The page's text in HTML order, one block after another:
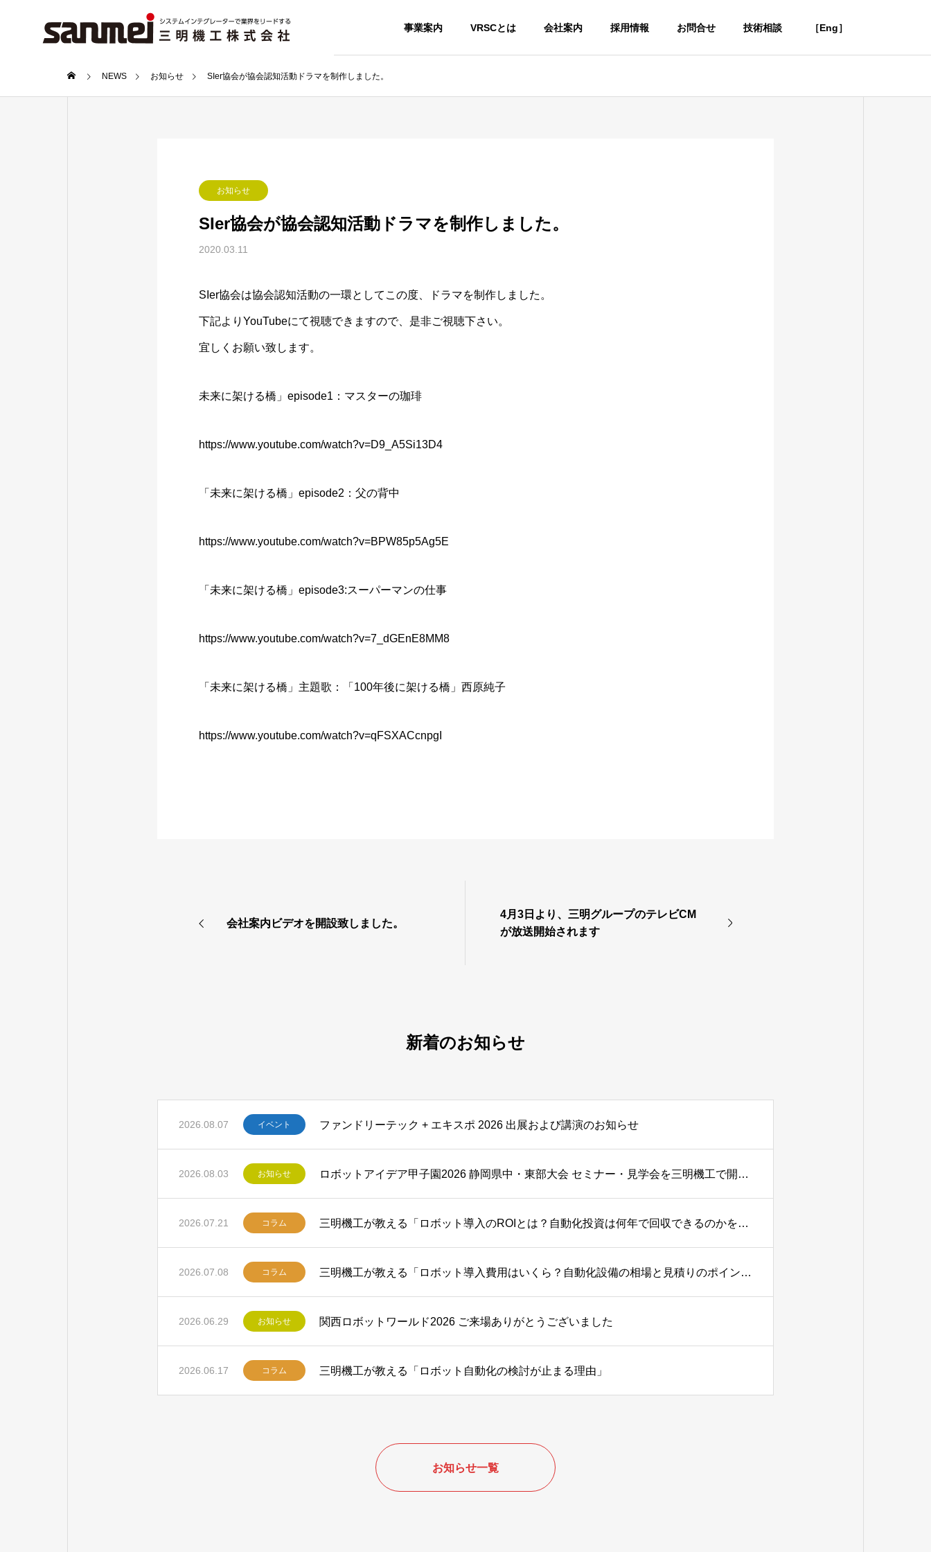
事業案内 VRSCとは 会社案内 採用情報 お問合せ 技術相談 ［Eng］
NEWS お知らせ SIer協会が協会認知活動ドラマを制作しました。
お知らせ
SIer協会が協会認知活動ドラマを制作しました。
2020.03.11
SIer協会は協会認知活動の一環としてこの度、ドラマを制作しました。
下記よりYouTubeにて視聴できますので、是非ご視聴下さい。
宜しくお願い致します。
未来に架ける橋」 episode1 ：マスターの珈琲
https://www.youtube.com/watch?v=D9_A5Si13D4
「未来に架ける橋」 episode2 ：父の背中
https://www.youtube.com/watch?v=BPW85p5Ag5E
「未来に架ける橋」 episode3:スーパーマンの仕事
https://www.youtube.com/watch?v=7_dGEnE8MM8
「未来に架ける橋」主題歌：「 100年後に架ける橋」西原純子
https://www.youtube.com/watch?v=qFSXACcnpgI
会社案内ビデオを開設致しました。
4月3日より、三明グループのテレビCM
が放送開始されます
新着のお知らせ
2026.08.07 イベント ファンドリーテック + エキスポ 2026 出展および講演のお知らせ
2026.08.03 お知らせ ロボットアイデア甲子園2026 静岡県中・東部大会 セミナー・見学会を三明機工で開催しました
2026.07.21 コラム 三明機工が教える「ロボット導入のROIとは？自動化投資は何年で回収できるのかを分かりやすく解説」
2026.07.08 コラム 三明機工が教える「ロボット導入費用はいくら？自動化設備の相場と見積りのポイント」
2026.06.29 お知らせ 関西ロボットワールド2026 ご来場ありがとうございました
2026.06.17 コラム 三明機工が教える「ロボット自動化の検討が止まる理由」
お知らせ一覧